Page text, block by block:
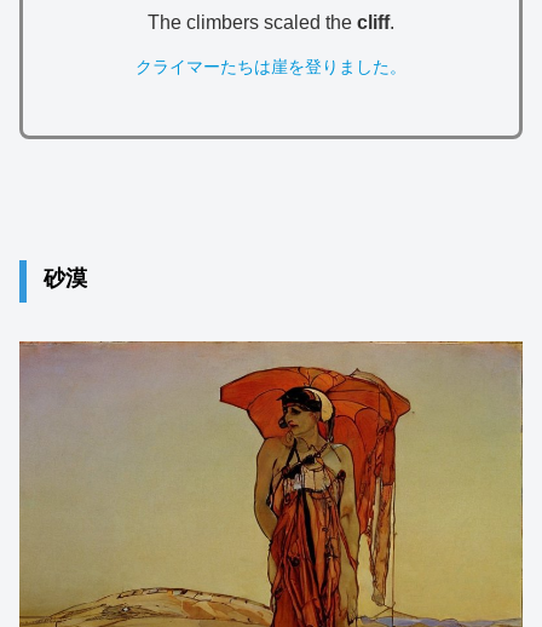
The climbers scaled the cliff.
クライマーたちは崖を登りました。
砂漠